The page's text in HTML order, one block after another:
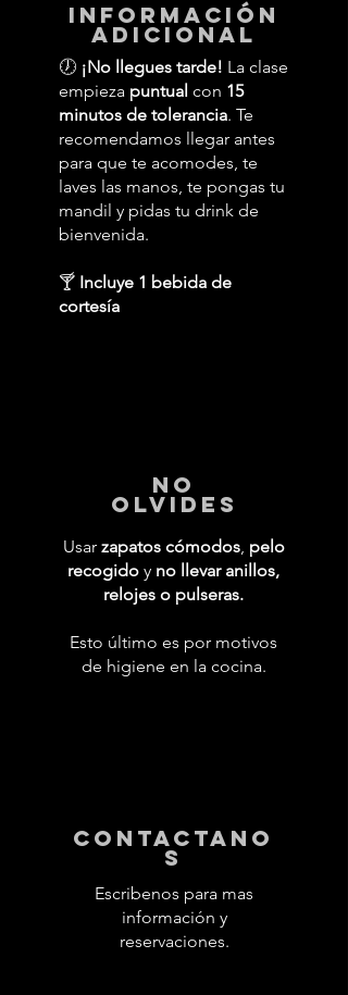
información
adicional
🕖 ¡No llegues tarde! La clase
empieza puntual con 15
minutos de tolerancia. Te
recomendamos llegar antes
para que te acomodes, te
laves las manos, te pongas tu
mandil y pidas tu drink de
bienvenida.
🍸 Incluye 1 bebida de
cortesía
No
Olvides
Usar zapatos cómodos, pelo
recogido y no llevar anillos,
relojes o pulseras.
Esto último es por motivos
de higiene en la cocina.
contactano
s
Escribenos para mas
información y
reservaciones.